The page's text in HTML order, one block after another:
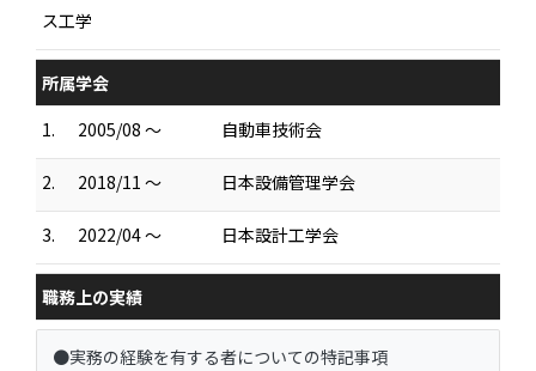
ス工学
所属学会
1.
2005/08 ～ 自動車技術会
2. 2018/11 ～ 日本設備管理学会
3. 2022/04 ～ 日本設計工学会
職務上の実績
●実務の経験を有する者についての特記事項